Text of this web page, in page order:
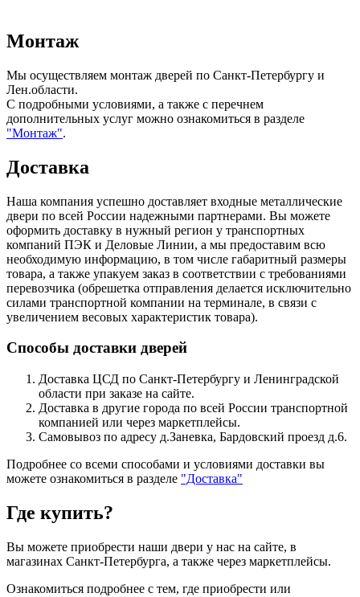
Монтаж
Мы осуществляем монтаж дверей по Санкт-Петербургу и
Лен.области.
С подробными условиями, а также с перечнем
дополнительных услуг можно ознакомиться в разделе
"Монтаж".
Доставка
Наша компания успешно доставляет входные металлические
двери по всей России надежными партнерами. Вы можете
оформить доставку в нужный регион у транспортных
компаний ПЭК и Деловые Линии, а мы предоставим всю
необходимую информацию, в том числе габаритный размеры
товара, а также упакуем заказ в соответствии с требованиями
перевозчика (обрешетка отправления делается исключительно
силами транспортной компании на терминале, в связи с
увеличением весовых характеристик товара).
Способы доставки дверей
Доставка ЦСД по Санкт-Петербургу и Ленинградской
области при заказе на сайте.
Доставка в другие города по всей России транспортной
компанией или через маркетплейсы.
Самовывоз по адресу д.Заневка, Бардовский проезд д.6.
Подробнее со всеми способами и условиями доставки вы
можете ознакомиться в разделе "Доставка"
Где купить?
Вы можете приобрести наши двери у нас на сайте, в
магазинах Санкт-Петербурга, а также через маркетплейсы.
Ознакомиться подробнее с тем, где приобрести или